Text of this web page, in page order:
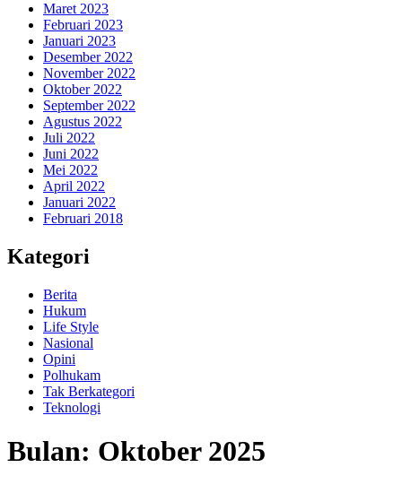
Maret 2023
Februari 2023
Januari 2023
Desember 2022
November 2022
Oktober 2022
September 2022
Agustus 2022
Juli 2022
Juni 2022
Mei 2022
April 2022
Januari 2022
Februari 2018
Kategori
Berita
Hukum
Life Style
Nasional
Opini
Polhukam
Tak Berkategori
Teknologi
Bulan: Oktober 2025